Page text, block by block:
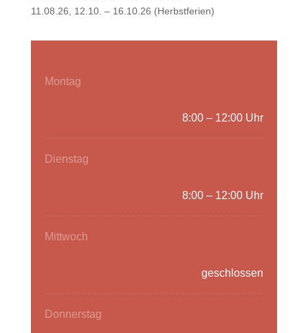
11.08.26, 12.10. – 16.10.26 (Herbstferien)
Montag
8:00 – 12:00 Uhr
Dienstag
8:00 – 12:00 Uhr
Mittwoch
geschlossen
Donnerstag